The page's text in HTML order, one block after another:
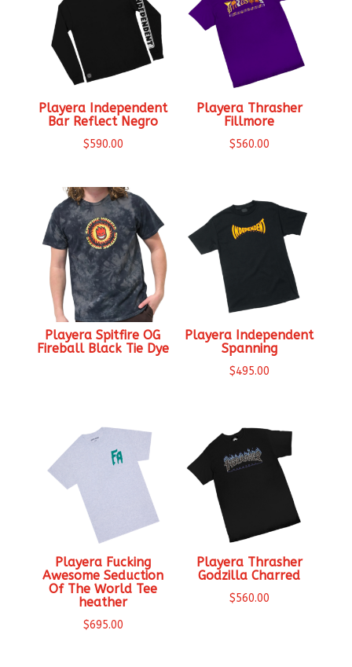
Playera Independent
Bar Reflect Negro
$590.00
Playera Thrasher
Fillmore
$560.00
Playera Spitfire OG
Fireball Black Tie Dye
Playera Independent
Spanning
$495.00
Playera Fucking
Awesome Seduction
Of The World Tee
heather
$695.00
Playera Thrasher
Godzilla Charred
$560.00